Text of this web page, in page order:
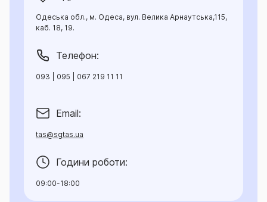
Одеська обл., м. Одеса, вул. Велика Арнаутська,115,
каб. 18, 19.
Телефон:
093 | 095 | 067 219 11 11
Email:
tas@sgtas.ua
Години роботи:
09:00-18:00